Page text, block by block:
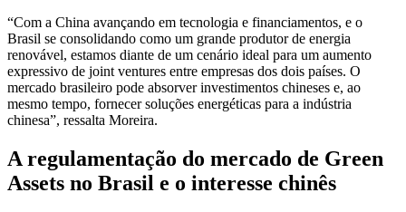
“Com a China avançando em tecnologia e financiamentos, e o
Brasil se consolidando como um grande produtor de energia
renovável, estamos diante de um cenário ideal para um aumento
expressivo de joint ventures entre empresas dos dois países. O
mercado brasileiro pode absorver investimentos chineses e, ao
mesmo tempo, fornecer soluções energéticas para a indústria
chinesa”, ressalta Moreira.
A regulamentação do mercado de Green
Assets no Brasil e o interesse chinês